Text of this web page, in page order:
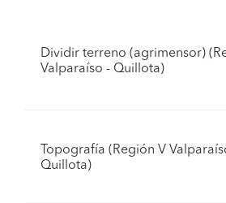
Dividir terreno (agrimensor)
Valparaíso - Quillota)
Topografía (Región V
Quillota)